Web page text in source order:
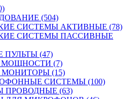
(504)
СИСТЕМЫ АКТИВНЫЕ (78)
СИСТЕМЫ ПАССИВНЫЕ
(47)
(7)
(15)
СИСТЕМЫ (100)
(63)